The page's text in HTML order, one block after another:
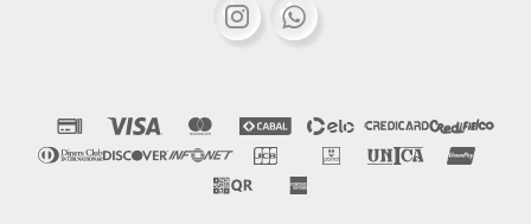
 